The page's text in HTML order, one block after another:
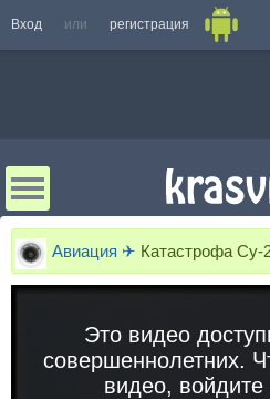
Вход или регистрация
Авиация ✈ Катастрофа Су-
Это видео
совершеннолетних.
видео,